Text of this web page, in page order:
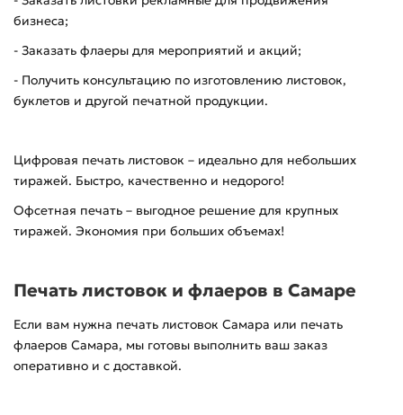
бизнеса;
- Заказать флаеры для мероприятий и акций;
- Получить консультацию по изготовлению листовок,
буклетов и другой печатной продукции.
Цифровая печать листовок – идеально для небольших
тиражей. Быстро, качественно и недорого!
Офсетная печать – выгодное решение для крупных
тиражей. Экономия при больших объемах!
Печать листовок и флаеров в Самаре
Если вам нужна печать листовок Самара или печать
флаеров Самара, мы готовы выполнить ваш заказ
оперативно и с доставкой.